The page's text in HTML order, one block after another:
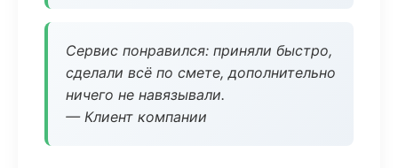
Сервис понравился: приняли быстро,
сделали всё по смете, дополнительно
ничего не навязывали.
— Клиент компании